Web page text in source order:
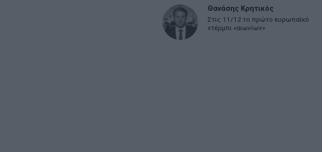
Θανάσης Κρητικός
Στις 11/12 το πρώτο ευρωπαϊκό
ντέρμπι «αιωνίων»